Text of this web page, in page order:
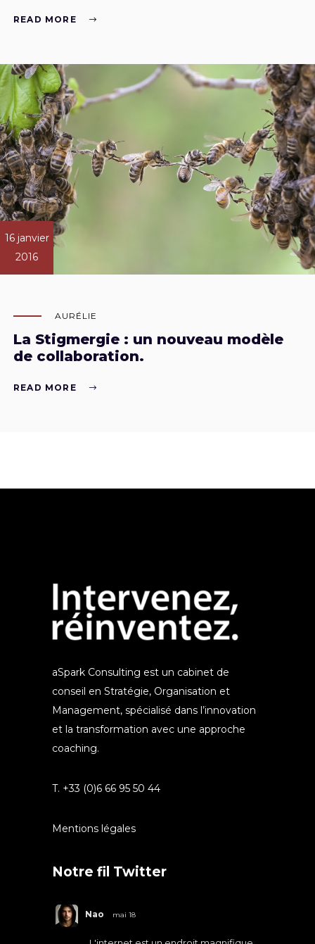
READ MORE
16 janvier
2016
AURÉLIE
La Stigmergie : un nouveau modèle
de collaboration.
READ MORE
aSpark Consulting est un cabinet de
conseil en Stratégie, Organisation et
Management, spécialisé dans l’innovation
et la transformation avec une approche
coaching.
T. +33 (0)6 66 95 50 44
Mentions légales
Notre fil Twitter
Nao mai 18